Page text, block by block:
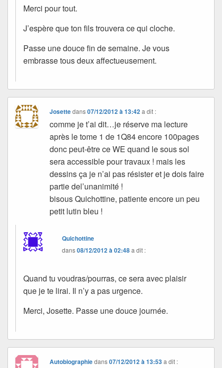
Merci pour tout.
J’espère que ton fils trouvera ce qui cloche.
Passe une douce fin de semaine. Je vous
embrasse tous deux affectueusement.
Josettedans07/12/2012 à 13:42 a dit :
comme je t’ai dit…je réserve ma lecture
après le tome 1 de 1Q84 encore 100pages
donc peut-être ce WE quand le sous sol
sera accessible pour travaux ! mais les
dessins ça je n’ai pas résister et je dois faire
partie del’unanimité !
bisous Quichottine, patiente encore un peu
petit lutin bleu !
Quichottine
dans08/12/2012 à 02:48a dit :
Quand tu voudras/pourras, ce sera avec plaisir
que je te lirai. Il n’y a pas urgence.
Merci, Josette. Passe une douce journée.
Autobiographiedans07/12/2012 à 13:53 a dit :